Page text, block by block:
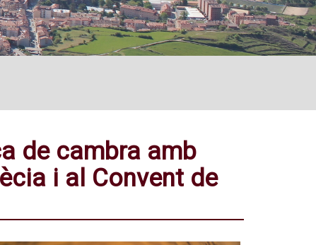
de cambra amb
i al Convent de